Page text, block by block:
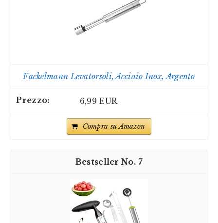
Fackelmann Levatorsoli, Acciaio Inox, Argento
6,99 EUR
Compra su Amazon
7